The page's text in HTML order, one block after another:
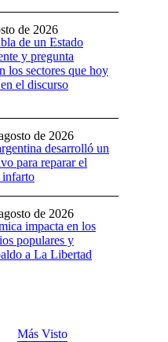
de un Estado
y pregunta
los sectores que hoy
el discurso
de 2026
desarrolló un
para reparar el
infarto
de 2026
impacta en los
populares y
a La Libertad
de 2026
Más Visto